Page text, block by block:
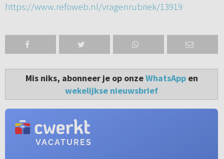
https://www.refoweb.nl/vragenrubriek/13919
Mis niks, abonneer je op onzeWhatsAppen
wekelijkse nieuwsbrief